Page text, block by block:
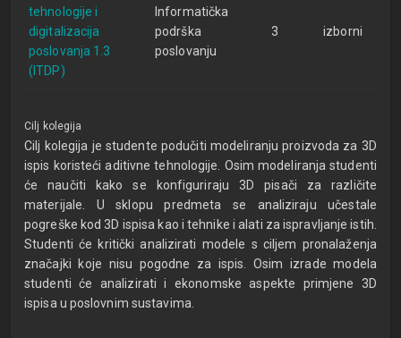
tehnologije i
digitalizacija
poslovanja 1.3
(ITDP)
Informatička
podrška
poslovanju
3 izborni
Cilj kolegija
Cilj kolegija je studente podučiti modeliranju proizvoda za 3D
ispis koristeći aditivne tehnologije. Osim modeliranja studenti
će naučiti kako se konfiguriraju 3D pisači za različite
materijale. U sklopu predmeta se analiziraju učestale
pogreške kod 3D ispisa kao i tehnike i alati za ispravljanje istih.
Studenti će kritički analizirati modele s ciljem pronalaženja
značajki koje nisu pogodne za ispis. Osim izrade modela
studenti će analizirati i ekonomske aspekte primjene 3D
ispisa u poslovnim sustavima.